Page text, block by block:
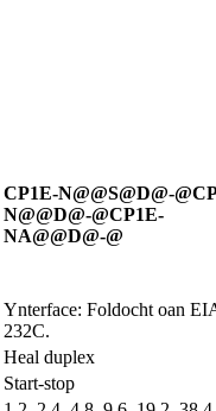
CP1E-N@@S@D@-@
N@@D@-@CP1E-
NA@@D@-@
Ynterface: Foldocht oan
232C.
Heal duplex
Start-stop